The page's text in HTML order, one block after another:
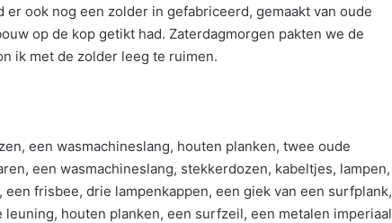
er ook nog een zolder in gefabriceerd, gemaakt van oude
op de kop getikt had. Zaterdagmorgen pakten we de
ik met de zolder leeg te ruimen.
een wasmachineslang, houten planken, twee oude
een wasmachineslang, stekkerdozen, kabeltjes, lampen,
frisbee, drie lampenkappen, een giek van een surfplank,
houten planken, een surfzeil, een metalen imperiaal